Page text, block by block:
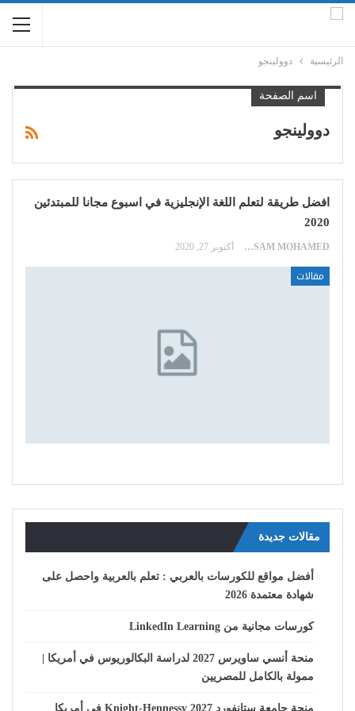
الرئيسية دوولينجو
اسم الصفحة
دوولينجو
افضل طريقة لتعلم اللغة الإنجليزية في اسبوع مجانا للمبتدئين
2020
HOSSAM MOHAMED أكتوبر 27, 2020
مقالات
مقالات جديدة
أفضل مواقع للكورسات بالعربي : تعلم بالعربية واحصل على
شهادة معتمدة 2026
كورسات مجانية من LinkedIn Learning
منحة أنسي ساويرس 2027 لدراسة البكالوريوس في أمريكا |
ممولة بالكامل للمصريين
منحة جامعة ستانفورد Knight-Hennessy 2027 في أمريكا